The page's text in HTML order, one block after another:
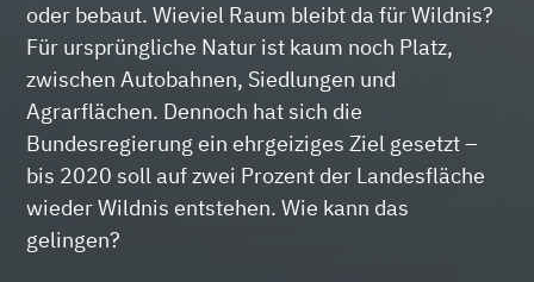
oder bebaut. Wieviel Raum bleibt da für Wildnis?
Für ursprüngliche Natur ist kaum noch Platz,
zwischen Autobahnen, Siedlungen und
Agrarflächen. Dennoch hat sich die
Bundesregierung ein ehrgeiziges Ziel gesetzt –
bis 2020 soll auf zwei Prozent der Landesfläche
wieder Wildnis entstehen. Wie kann das
gelingen?